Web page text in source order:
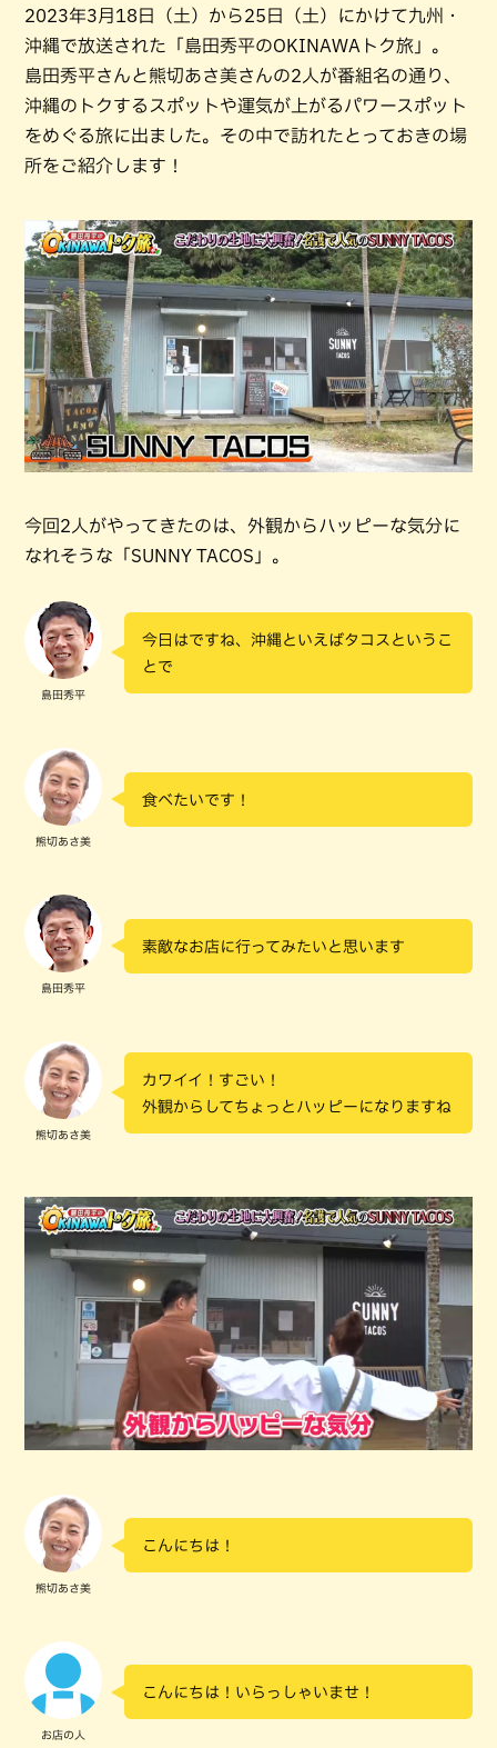
2023年3月18日（土）から25日（土）にかけて九州・
沖縄で放送された「島田秀平のOKINAWAトク旅」。
島田秀平さんと熊切あさ美さんの2人が番組名の通り、
沖縄のトクするスポットや運気が上がるパワースポット
をめぐる旅に出ました。その中で訪れたとっておきの場
所をご紹介します！
今回2人がやってきたのは、外観からハッピーな気分に
なれそうな「SUNNY TACOS」。
島田秀平
今日はですね、沖縄といえばタコスというこ
とで
熊切あさ美
食べたいです！
島田秀平
素敵なお店に行ってみたいと思います
熊切あさ美
カワイイ！すごい！
外観からしてちょっとハッピーになりますね
熊切あさ美
こんにちは！
お店の人
こんにちは！いらっしゃいませ！